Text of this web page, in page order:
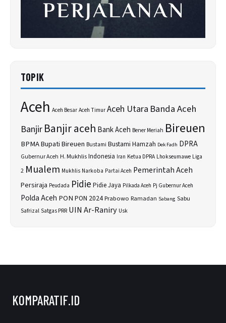
TOPIK
Aceh Aceh BesarAceh TimurAceh Utara Banda Aceh
BanjirBanjir aceh Bank Aceh Bener Meriah Bireuen
BPMABupati Bireuen Bustami Bustami Hamzah Dek Fadh DPRA
Gubernur Aceh H. MukhlisIndonesia Iran Ketua DPRA Lhokseumawe Liga
2 Mualem Mukhlis Narkoba Partai Aceh Pemerintah Aceh
Persiraja Peudada Pidie Pidie Jaya Pilkada Aceh Pj Gubernur Aceh
Polda Aceh PON PON 2024Prabowo Ramadan Sabang Sabu
SafrizalSatgas PRR UIN Ar-Raniry Usk
KOMPARATIF.ID